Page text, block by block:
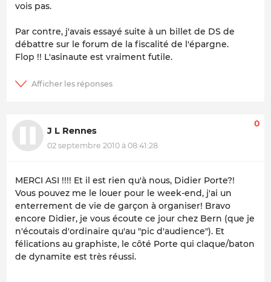
vois pas.
Par contre, j'avais essayé suite à un billet de DS de
débattre sur le forum de la fiscalité de l'épargne.
Flop !! L'asinaute est vraiment futile.
J L Rennes
02 septembre 2010 à 08:41:28
0
MERCI ASI !!!! Et il est rien qu'à nous, Didier Porte?!
Vous pouvez me le louer pour le week-end, j'ai un
enterrement de vie de garçon à organiser! Bravo
encore Didier, je vous écoute ce jour chez Bern (que je
n'écoutais d'ordinaire qu'au "pic d'audience"). Et
félications au graphiste, le côté Porte qui claque/baton
de dynamite est très réussi.